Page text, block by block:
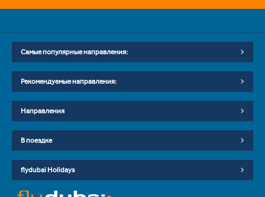
Самые популярные направления:
Рекомендуемые направления:
Направления
В поездке
flydubai Holidays